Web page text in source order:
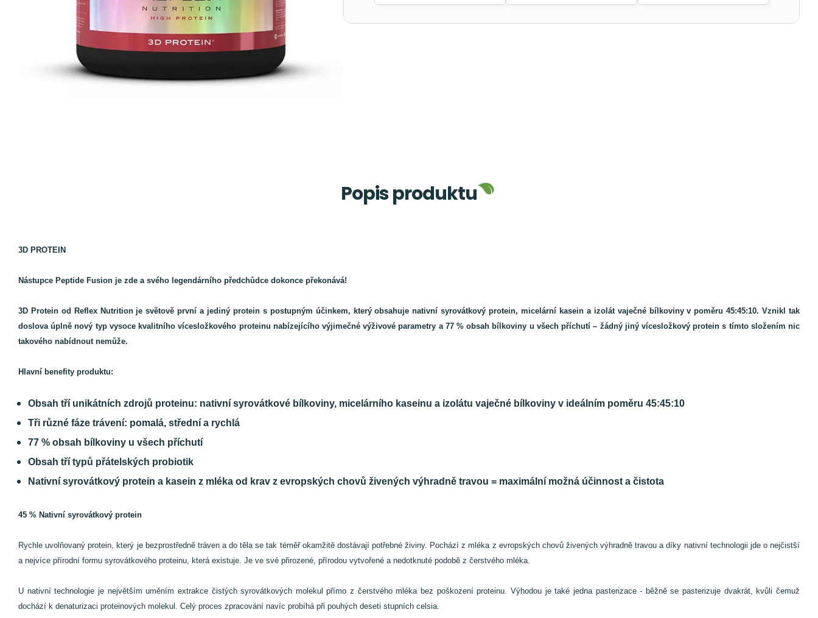
Popis produktu
3D PROTEIN
Nástupce Peptide Fusion je zde a svého legendárního předchůdce dokonce překonává!
3D Protein od Reflex Nutrition je světově první a jediný protein s postupným účinkem, který obsahuje nativní syrovátkový protein, micelární kasein a izolát vaječné bílkoviny v poměru 45:45:10. Vznikl tak
doslova úplně nový typ vysoce kvalitního vícesložkového proteinu nabízejícího výjimečné výživové parametry a 77 % obsah bílkoviny u všech příchutí – žádný jiný vícesložkový protein s tímto složením nic
takového nabídnout nemůže.
Hlavní benefity produktu:
Obsah tří unikátních zdrojů proteinu: nativní syrovátkové bílkoviny, micelárního kaseinu a izolátu vaječné bílkoviny v ideálním poměru 45:45:10
Tři různé fáze trávení: pomalá, střední a rychlá
77 % obsah bílkoviny u všech příchutí
Obsah tří typů přátelských probiotik
Nativní syrovátkový protein a kasein z mléka od krav z evropských chovů živených výhradně travou = maximální možná účinnost a čistota
45 % Nativní syrovátkový protein
Rychle uvolňovaný protein, který je bezprostředně tráven a do těla se tak téměř okamžitě dostávají potřebné živiny. Pochází z mléka z evropských chovů živených výhradně travou a díky nativní technologii jde o nejčistší
a nejvíce přírodní formu syrovátkového proteinu, která existuje. Je ve své přirozené, přírodou vytvořené a nedotknuté podobě z čerstvého mléka.
U nativní technologie je největším uměním extrakce čistých syrovátkových molekul přímo z čerstvého mléka bez poškození proteinu. Výhodou je také jedna pasterizace - běžně se pasterizuje dvakrát, kvůli čemuž
dochází k denaturizaci proteinových molekul. Celý proces zpracování navíc probíhá při pouhých deseti stupních celsia.